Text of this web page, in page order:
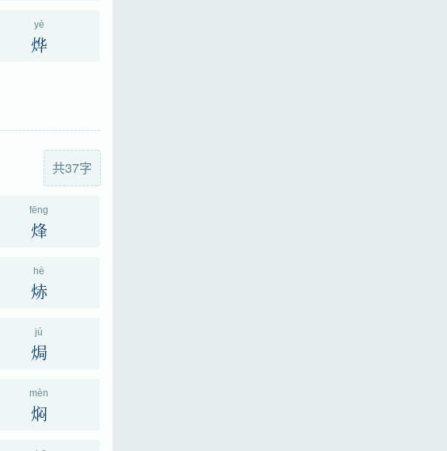
yè
烨
共37字
fēng
烽
hè
焃
jú
焗
mèn
焖